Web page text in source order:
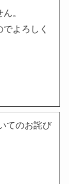
。
よろしく
てのお詫び